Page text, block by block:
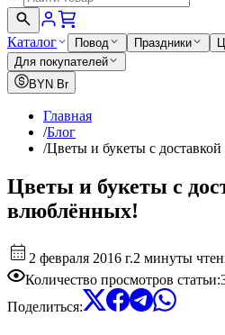
Каталог Повод Праздники
Для покупателей
BYN Br
Главная
/Блог
/Цветы и букеты с
Цветы и букеты с
влюблённых!
2 февраля 2016 г.2 минуты
Количество просмотров статьи:
Поделиться: